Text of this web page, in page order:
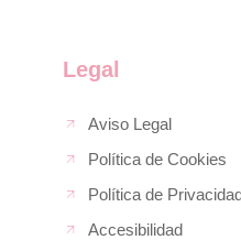
Legal
Aviso Legal
Política de Cookies
Política de
Accesibilidad